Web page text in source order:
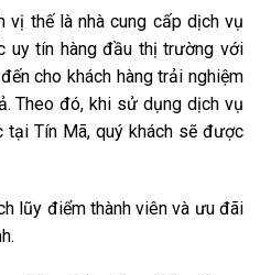
thế là nhà cung cấp dịch vụ
uy tín hàng đầu thị trường với
cho khách hàng trải nghiệm
Theo đó, khi sử dụng dịch vụ
tại Tín Mã, quý khách sẽ được
lũy điểm thành viên và ưu đãi